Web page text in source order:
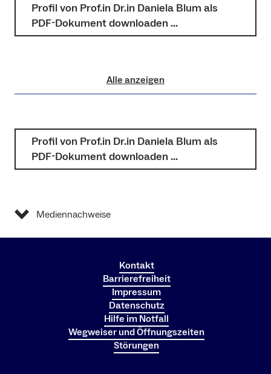
Profil von Prof.in Dr.in Daniela Blum als
PDF-Dokument downloaden …
Alle anzeigen
Profil von Prof.in Dr.in Daniela Blum als
PDF-Dokument downloaden …
Mediennachweise
Kontakt
Barrierefreiheit
Impressum
Datenschutz
Hilfe im Notfall
Wegweiser und Öffnungszeiten
Störungen